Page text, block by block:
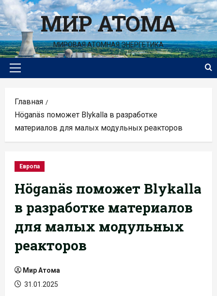
Перейти
к
содержимомуМИР АТОМА
МИРОВАЯ АТОМНАЯ ЭНЕРГЕТИКА
Основное
Главная
Höganäs поможет Blykalla в разработке
материалов для малых модульных реакторов
Европа
Höganäs поможет Blykalla
в разработке материалов
для малых модульных
реакторов
Мир Атома
31.01.2025